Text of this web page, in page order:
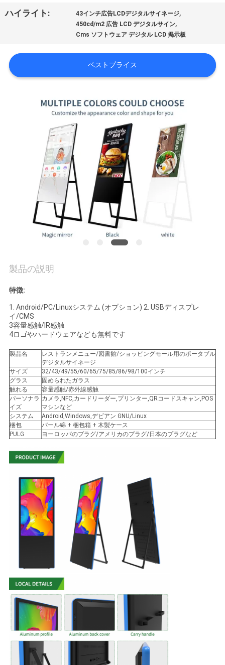
工
ツ
ア
い
合
わ
せ
ニ
ュ
ー
ス
事
引
金
求
め
て
く
だ
ハイライト: 43インチ広告LCDデジタルサイネージ,
450cd/m2 広告 LCD デジタルサイン,
Cms ソフトウェア デジタル LCD 掲示板
ベストプライス
製品の説明
特徴:
1. Android/PC/Linuxシステム (オプション) 2. USBディスプレ
イ/CMS
3容量感触/IR感触
4ロゴやハードウェアなども無料です
製品名
レストランメニュー/図書館/ショッピングモール用のポータブル
デジタルサイネージ
サイズ
32/43/49/55/60/65/75/85/86/98/100インチ
グラス
固められたガラス
触れる
容量感触/赤外線感触
パーソナラ
イズ
カメラ,NFC,カードリーダー,プリンター,QRコードスキャン,POS
マシンなど
システム
Android,Windows,デビアン GNU/Linux
梱包
パール綿 + 梱包箱 + 木製ケース
PULG
ヨーロッパのプラグ/アメリカのプラグ/日本のプラグなど